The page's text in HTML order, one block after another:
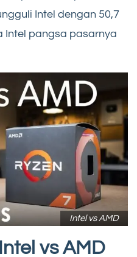
Intel dengan 50,7
Intel pangsa pasarnya
Intel vs AMD
vs AMD